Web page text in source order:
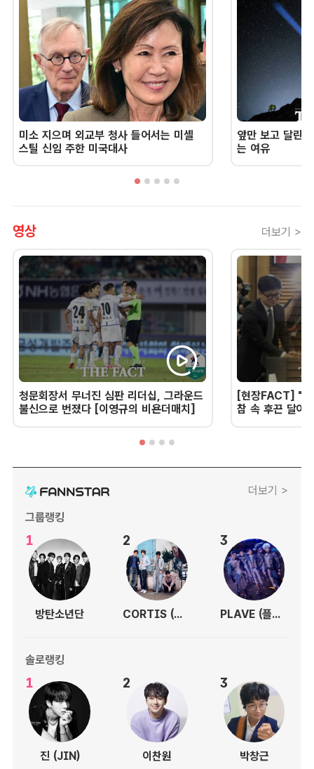
미소 지으며 외교부 청사 들어서는 미셸
스틸 신임 주한 미국대사
앞만 보고 달린
는 여유
영상 더보기 >
청문회장서 무너진 심판 리더십, 그라운드
불신으로 번졌다 [이영규의 비욘더매치]
[현장FACT] "한
참 속 후끈 달아
더보기 >
그룹랭킹
1
방탄소년단
2
CORTIS (코르티스)
3
PLAVE (플레이브)
솔로랭킹
1
진 (JIN)
2
이찬원
3
박창근